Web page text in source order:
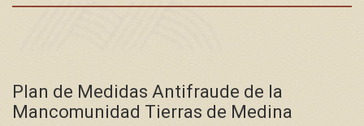
Plan de Medidas Antifraude de la
Mancomunidad Tierras de Medina